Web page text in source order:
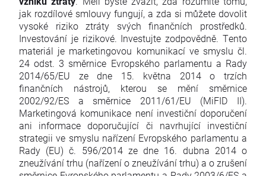
jak rozdílové smlouvy fungují, a zda si můžete dovolit
vysoké riziko ztráty svých finančních prostředků.
Investování je rizikové. Investujte zodpovědně. Tento
materiál je marketingovou komunikací ve smyslu čl.
24 odst. 3 směrnice Evropského parlamentu a Rady
2014/65/EU ze dne 15. května 2014 o trzích
finančních nástrojů, kterou se mění směrnice
2002/92/ES a směrnice 2011/61/EU (MiFID II).
Marketingová komunikace není investiční doporučení
ani informace doporučující či navrhující investiční
strategii ve smyslu nařízení Evropského parlamentu a
Rady (EU) č. 596/2014 ze dne 16. dubna 2014 o
zneužívání trhu (nařízení o zneužívání trhu) a o zrušení